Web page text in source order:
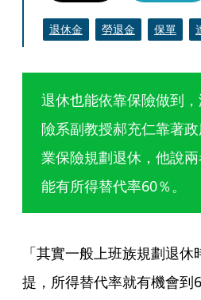
退休金 勞退金 保單
退休也能依靠保險做到
險系副教授郝充仁靠著
業保險規劃退休，他說
能有所得替代率60％。
「其實一般上班族規劃退
提，所得替代率就有機會到